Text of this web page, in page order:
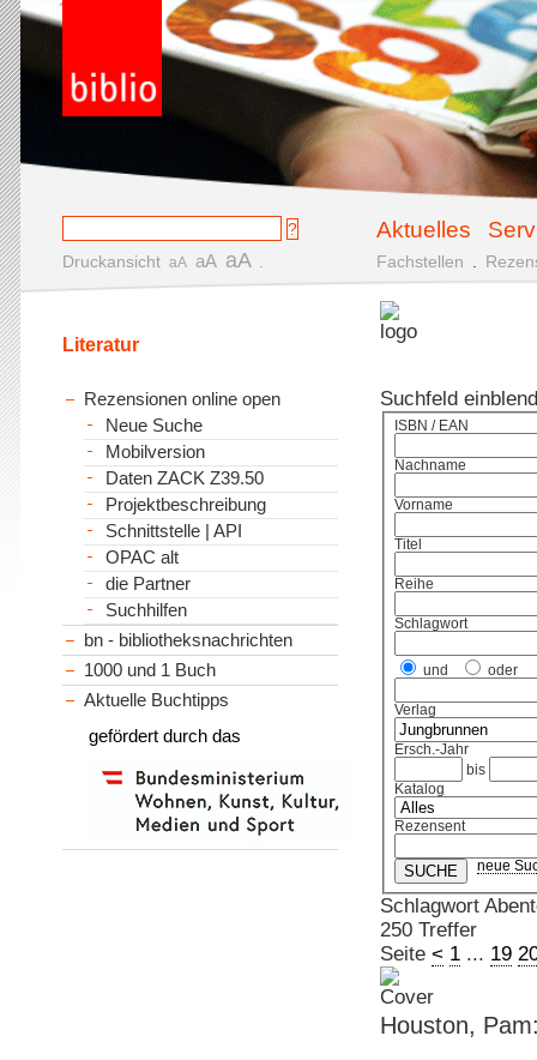
Aktuelles
Druckansicht aA aA aA Fachstellen
Suchfeld
ISBN / EAN
Nachname
Vorname
Titel
Reihe
Schlagwort
und oder
Verlag
Ersch.-Jahr
bis
Katalog
Rezensent
neue
Schlagwort
250 Treffer
Seite < 1... 19
Houston,
Literatur
Rezensionen online open
Neue Suche
Mobilversion
Daten ZACK Z39.50
Projektbeschreibung
Schnittstelle | API
OPAC alt
die Partner
Suchhilfen
bn - bibliotheksnachrichten
1000 und 1 Buch
Aktuelle Buchtipps
gefördert durch das